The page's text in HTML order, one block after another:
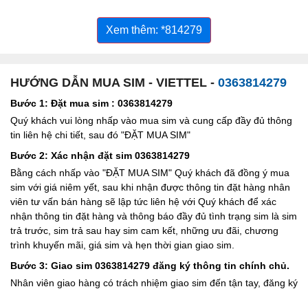
Xem thêm: *814279
HƯỚNG DẪN MUA SIM - VIETTEL - 0363814279
Bước 1: Đặt mua sim : 0363814279
Quý khách vui lòng nhấp vào mua sim và cung cấp đầy đủ thông
tin liên hệ chi tiết, sau đó "ĐẶT MUA SIM"
Bước 2: Xác nhận đặt sim 0363814279
Bằng cách nhấp vào "ĐẶT MUA SIM" Quý khách đã đồng ý mua
sim với giá niêm yết, sau khi nhận được thông tin đặt hàng nhân
viên tư vấn bán hàng sẽ lập tức liên hệ với Quý khách để xác
nhận thông tin đặt hàng và thông báo đầy đủ tình trạng sim là sim
trả trước, sim trả sau hay sim cam kết, những ưu đãi, chương
trình khuyến mãi, giá sim và hẹn thời gian giao sim.
Bước 3: Giao sim 0363814279 đăng ký thông tin chính chủ.
Nhân viên giao hàng có trách nhiệm giao sim đến tận tay, đăng ký